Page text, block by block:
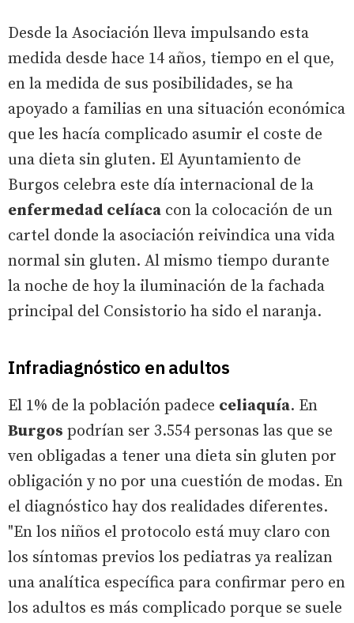
Desde la Asociación lleva impulsando esta
medida desde hace 14 años, tiempo en el que,
en la medida de sus posibilidades, se ha
apoyado a familias en una situación económica
que les hacía complicado asumir el coste de
una dieta sin gluten. El Ayuntamiento de
Burgos celebra este día internacional de la
enfermedad celíaca con la colocación de un
cartel donde la asociación reivindica una vida
normal sin gluten. Al mismo tiempo durante
la noche de hoy la iluminación de la fachada
principal del Consistorio ha sido el naranja.
Infradiagnóstico en adultos
El 1% de la población padece celiaquía. En
Burgos podrían ser 3.554 personas las que se
ven obligadas a tener una dieta sin gluten por
obligación y no por una cuestión de modas. En
el diagnóstico hay dos realidades diferentes.
"En los niños el protocolo está muy claro con
los síntomas previos los pediatras ya realizan
una analítica específica para confirmar pero en
los adultos es más complicado porque se suele